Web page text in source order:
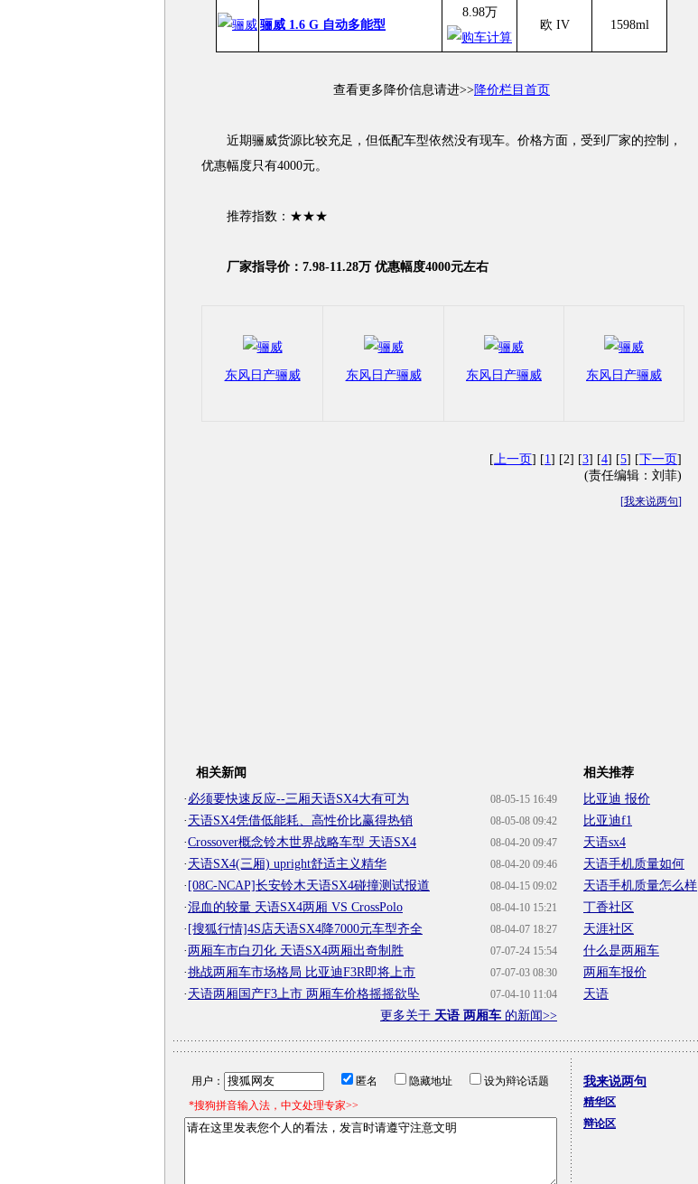
骊威 1.6 G 自动多能型
8.98万
欧 IV
1598ml
查看更多降价信息请进>> 降价栏目首页
近期骊威货源比较充足，但低配车型依然没有现车。价格方面，受到厂家的控制，
优惠幅度只有4000元。
推荐指数：★★★
厂家指导价：7.98-11.28万 优惠幅度4000元左右
东风日产骊威 东风日产骊威 东风日产骊威 东风日产骊威
[上一页] [1] [2] [3] [4] [5] [下一页]
(责任编辑：刘菲)
[我来说两句]
相关新闻
08-05-15 16:49
· 必须要快速反应--三厢天语SX4大有可为
08-05-08 09:42
· 天语SX4凭借低能耗、高性价比赢得热销
08-04-20 09:47
·Crossover概念铃木世界战略车型 天语SX4
08-04-20 09:46
· 天语SX4(三厢) upright舒适主义精华
08-04-15 09:02
· [08C-NCAP]长安铃木天语SX4碰撞测试报道
08-04-10 15:21
·混血的较量 天语SX4两厢 VS CrossPolo
08-04-07 18:27
· [搜狐行情]4S店天语SX4降7000元车型齐全
07-07-24 15:54
· 两厢车市白刃化 天语SX4两厢出奇制胜
07-07-03 08:30
·挑战两厢车市场格局 比亚迪F3R即将上市
07-04-10 11:04
· 天语两厢国产F3上市 两厢车价格摇摇欲坠
更多关于 天语 两厢车 的新闻>>
相关推荐
比亚迪 报价
比亚迪f1
天语sx4
天语手机质量如何
天语手机质量怎么样
丁香社区
天涯社区
什么是两厢车
两厢车报价
天语
用户： 匿名 隐藏地址
设为辩论话题
*搜狗拼音输入法，中文处理专家>>
我来说两句
精华区
辩论区